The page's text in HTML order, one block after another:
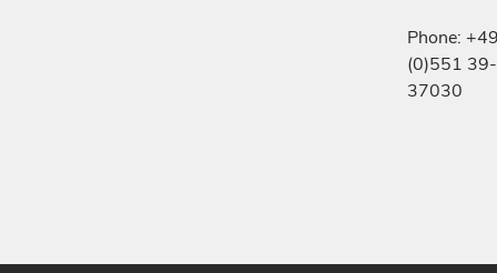
Phone:
(0)551 39-
37030